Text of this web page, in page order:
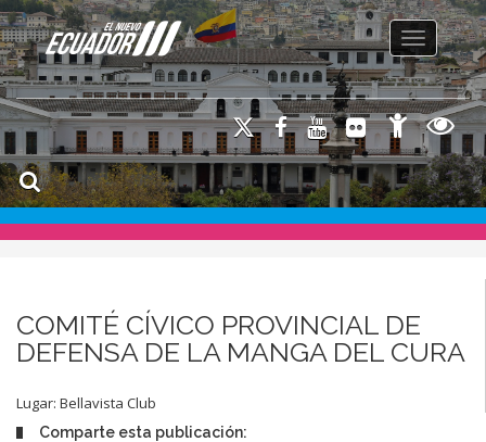
Toggle
COMITÉ CÍVICO PROVINCIAL DE
DEFENSA DE LA MANGA DEL CURA
Lugar: Bellavista Club
Comparte esta publicación: